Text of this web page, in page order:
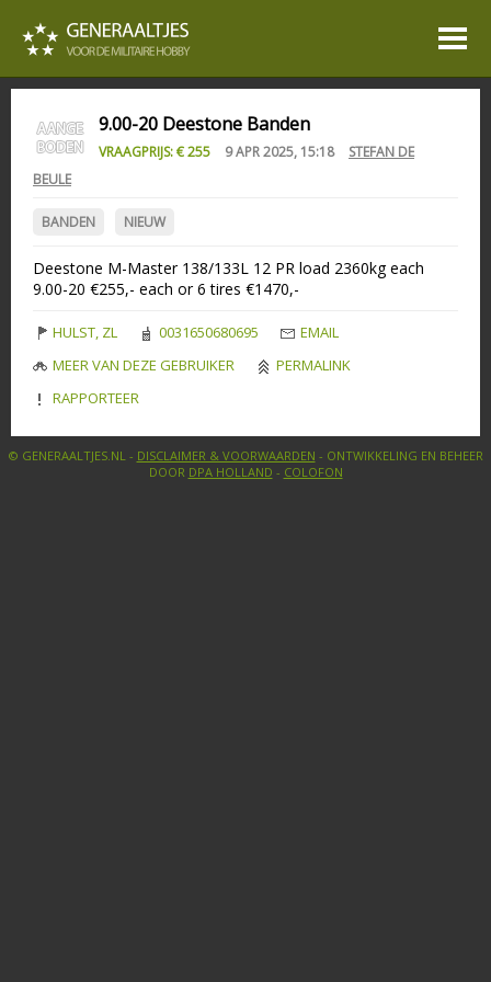
9.00-20 Deestone Banden
VRAAGPRIJS: € 255 9 APR 2025, 15:18
STEFAN DE
BEULE
BANDEN NIEUW
Deestone M-Master 138/133L 12 PR load 2360kg each
9.00-20 €255,- each or 6 tires €1470,-
HULST, ZL 0031650680695
EMAIL
MEER VAN DEZE GEBRUIKER
PERMALINK
RAPPORTEER
© GENERAALTJES.NL - DISCLAIMER & VOORWAARDEN - ONTWIKKELING EN BEHEER
DOOR DPA HOLLAND - COLOFON